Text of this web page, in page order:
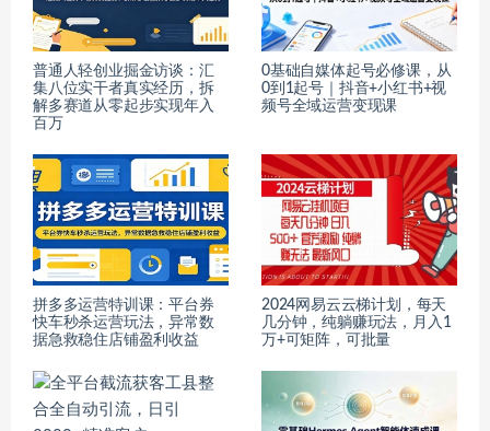
普通人轻创业掘金访谈：汇
集八位实干者真实经历，拆
解多赛道从零起步实现年入
百万
0基础自媒体起号必修课，从
0到1起号｜抖音+小红书+视
频号全域运营变现课
拼多多运营特训课：平台券
快车秒杀运营玩法，异常数
据急救稳住店铺盈利收益
2024网易云云梯计划，每天
几分钟，纯躺赚玩法，月入1
万+可矩阵，可批量